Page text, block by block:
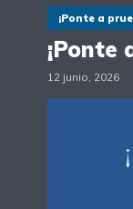
¡Ponte a
¡Ponte
12 junio, 2026